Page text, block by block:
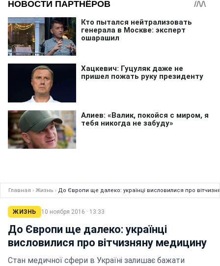
Главная › Жизнь › До Європи ще далеко: українці висловилися про
ЖИЗНЬ 10 ноября 2016 · 13:33
До Європи ще далеко: українці
висловилися про вітчизняну медицину
Стан медичної сфери в Україні залишає бажати